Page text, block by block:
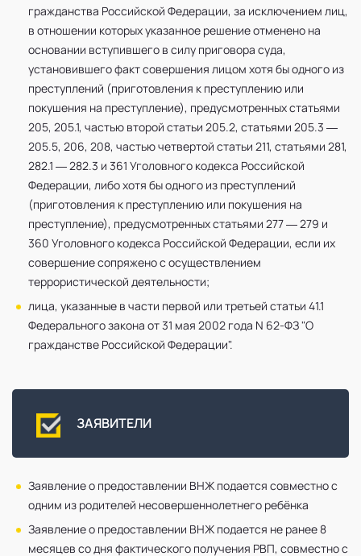
гражданства Российской Федерации, за исключением лиц,
в отношении которых указанное решение отменено на
основании вступившего в силу приговора суда,
установившего факт совершения лицом хотя бы одного из
преступлений (приготовления к преступлению или
покушения на преступление), предусмотренных статьями
205, 205.1, частью второй статьи 205.2, статьями 205.3 —
205.5, 206, 208, частью четвертой статьи 211, статьями 281,
282.1 — 282.3 и 361 Уголовного кодекса Российской
Федерации, либо хотя бы одного из преступлений
(приготовления к преступлению или покушения на
преступление), предусмотренных статьями 277 — 279 и
360 Уголовного кодекса Российской Федерации, если их
совершение сопряжено с осуществлением
террористической деятельности;
лица, указанные в части первой или третьей статьи 41.1
Федерального закона от 31 мая 2002 года N 62-ФЗ "О
гражданстве Российской Федерации".
ЗАЯВИТЕЛИ
Заявление о предоставлении ВНЖ подается совместно с
одним из родителей несовершеннолетнего ребёнка
Заявление о предоставлении ВНЖ подается не ранее 8
месяцев со дня фактического получения РВП, совместно с